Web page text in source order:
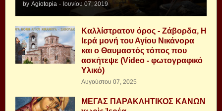
by Agiotopia - Ιουνίου 07, 2019
Καλλίστρατον όρος - Ζάβορδα, Η
Ιερά μονή του Αγίου Νικάνορα
και ο Θαυμαστός τόπος που
ασκήτεψε (Video - φωτογραφικό
Υλικό)
Αυγούστου 07, 2025
ΜΕΓΑΣ ΠΑΡΑΚΛΗΤΙΚΟΣ ΚΑΝΩΝ